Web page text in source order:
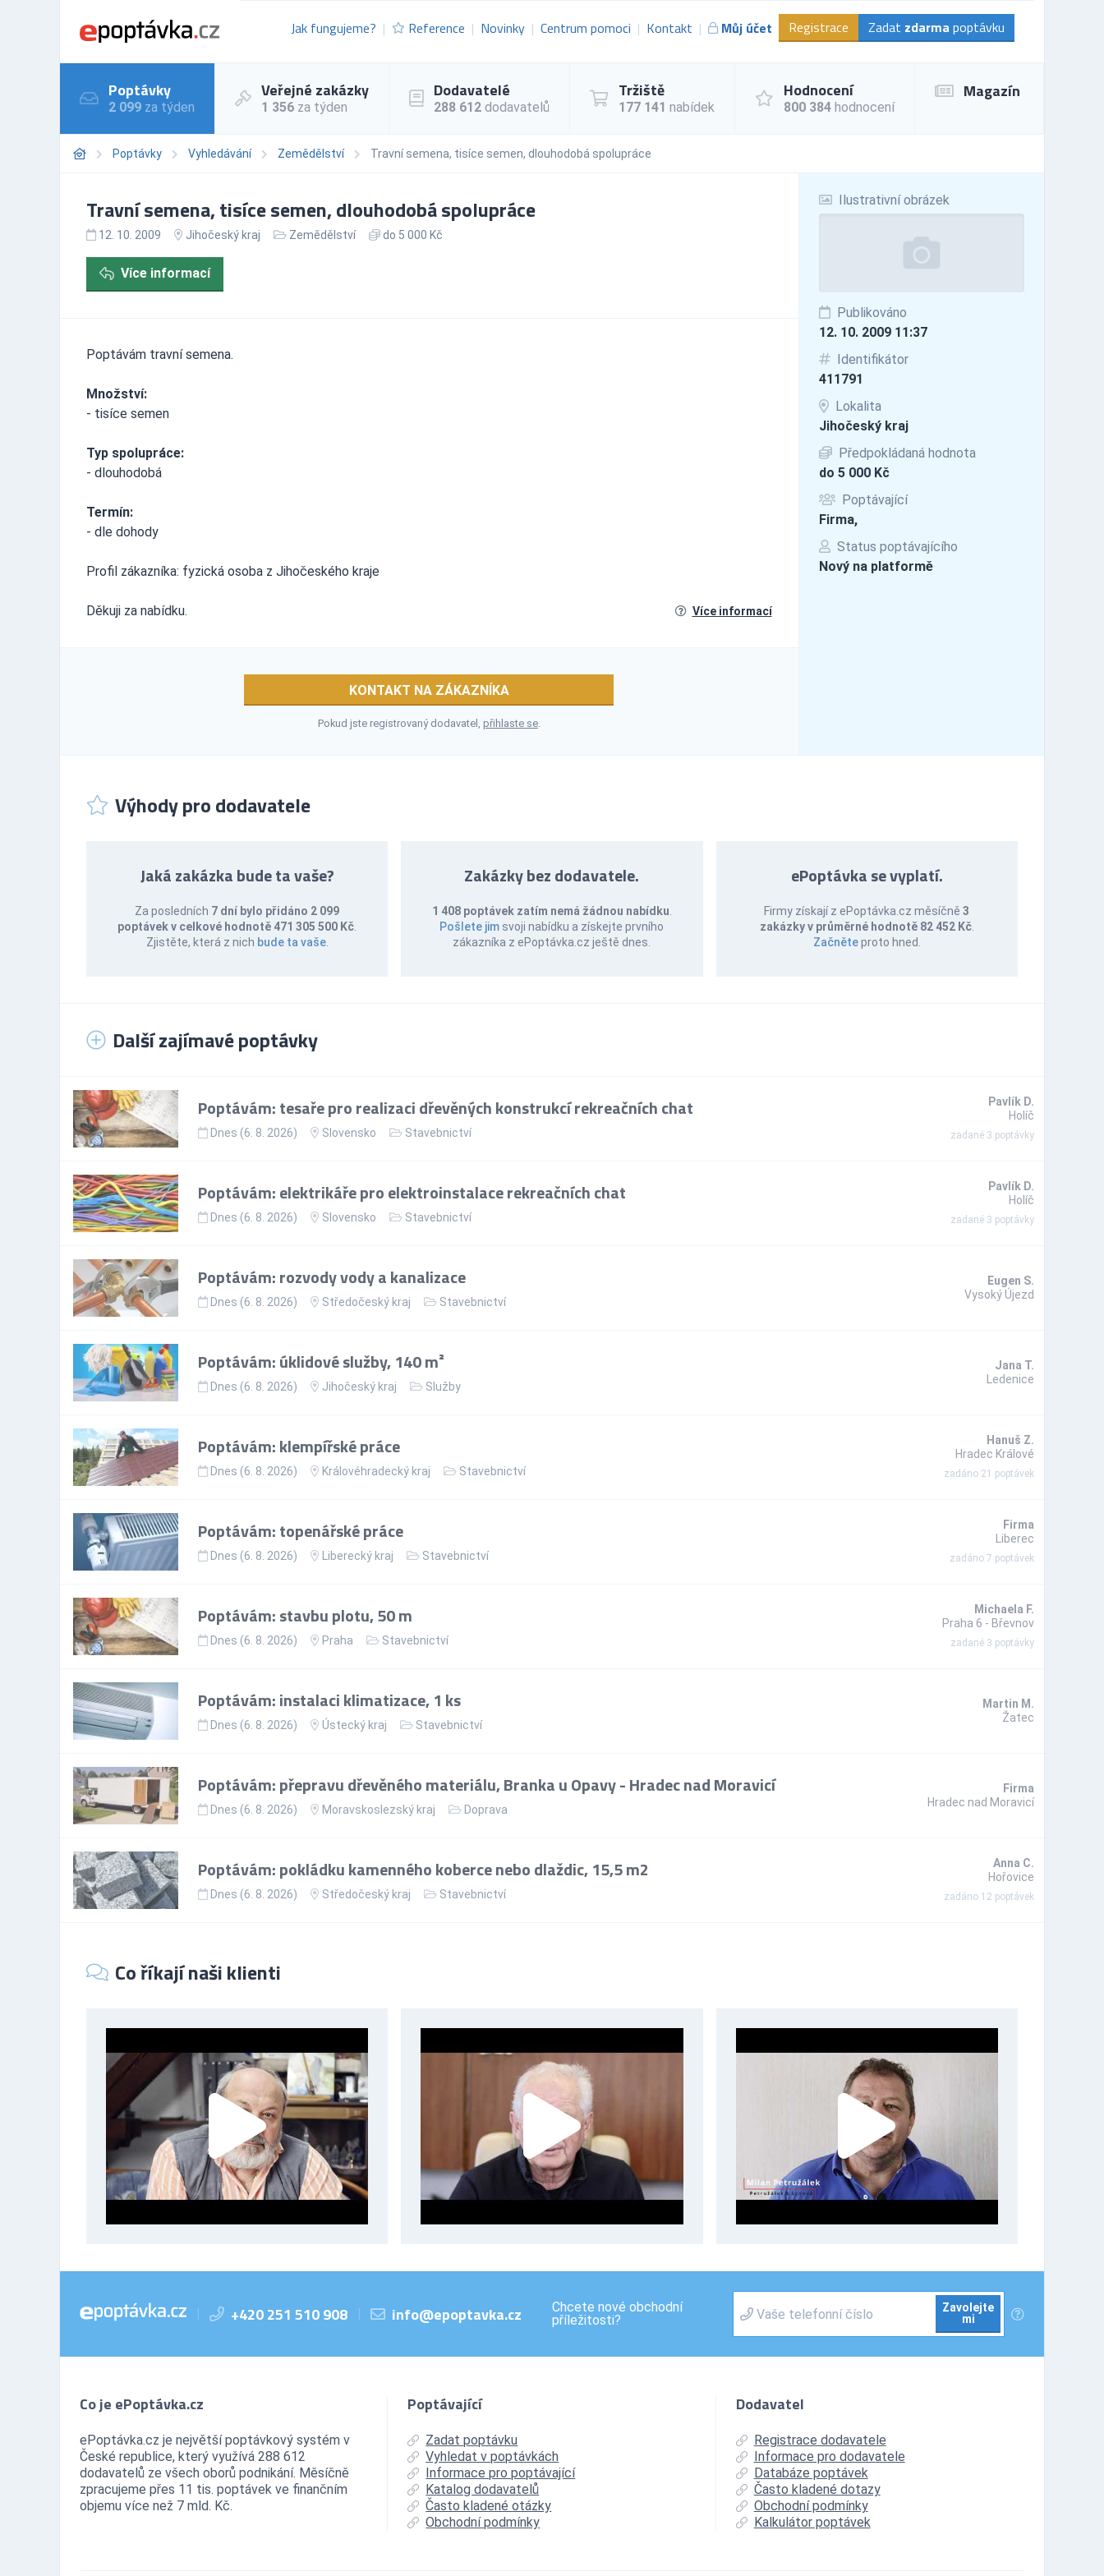
Jak fungujeme? Reference Novinky Centrum pomoci Kontakt Můj účet Registrace Zadat zdarma poptávku
Poptávky
2 099 za týden
Veřejné zakázky
1 356 za týden
Dodavatelé
288 612 dodavatelů
Tržiště
177 141 nabídek
Hodnocení
800 384 hodnocení
Magazín
Poptávky Vyhledávání Zemědělství Travní semena, tisíce semen, dlouhodobá spolupráce
Ilustrativní obrázek
Publikováno
12. 10. 2009 11:37
Identifikátor
411791
Lokalita
Jihočeský kraj
Předpokládaná hodnota
do 5 000 Kč
Poptávající
Firma,
Status poptávajícího
Nový na platformě
Travní semena, tisíce semen, dlouhodobá spolupráce
12. 10. 2009 Jihočeský kraj Zemědělství do 5 000 Kč
Více informací
Poptávám travní semena.
Množství:
- tisíce semen
Typ spolupráce:
- dlouhodobá
Termín:
- dle dohody
Profil zákazníka: fyzická osoba z Jihočeského kraje
Děkuji za nabídku. Více informací
KONTAKT NA ZÁKAZNÍKA
Pokud jste registrovaný dodavatel, přihlaste se.
Výhody pro dodavatele
Jaká zakázka bude ta vaše?
Za posledních 7 dní bylo přidáno 2 099
poptávek v celkové hodnotě 471 305 500 Kč
Zjistěte, která z nich bude ta vaše.
Zakázky bez dodavatele.
1 408 poptávek zatím nemá žádnou nabídku
Pošlete jim svoji nabídku a získejte prvního
zákazníka z ePoptávka.cz ještě dnes.
ePoptávka se vyplatí.
Firmy získají z ePoptávka.cz měsíčně3
zakázky v průměrné hodnotě 82 452 Kč.
Začněteproto hned.
Další zajímavé poptávky
Poptávám: tesaře pro realizaci dřevěných konstrukcí rekreačních chat
Dnes (6. 8. 2026) Slovensko Stavebnictví
Pavlík D.
Holíč
zadané 3 poptávky
Poptávám: elektrikáře pro elektroinstalace rekreačních chat
Dnes (6. 8. 2026) Slovensko Stavebnictví
Pavlík D.
Holíč
zadané 3 poptávky
Poptávám: rozvody vody a kanalizace
Dnes (6. 8. 2026) Středočeský kraj Stavebnictví
Eugen S.
Vysoký Újezd
Poptávám: úklidové služby, 140 m²
Dnes (6. 8. 2026) Jihočeský kraj Služby
Jana T.
Ledenice
Poptávám: klempířské práce
Dnes (6. 8. 2026) Královéhradecký kraj Stavebnictví
Hanuš Z.
Hradec Králové
zadáno 21 poptávek
Poptávám: topenářské práce
Dnes (6. 8. 2026) Liberecký kraj Stavebnictví
Firma
Liberec
zadáno 7 poptávek
Poptávám: stavbu plotu, 50 m
Dnes (6. 8. 2026) Praha Stavebnictví
Michaela F.
Praha 6 - Břevnov
zadané 3 poptávky
Poptávám: instalaci klimatizace, 1 ks
Dnes (6. 8. 2026) Ústecký kraj Stavebnictví
Martin M.
Žatec
Poptávám: přepravu dřevěného materiálu, Branka u Opavy - Hradec nad Moravicí
Dnes (6. 8. 2026) Moravskoslezský kraj Doprava
Firma
Hradec nad Moravicí
Poptávám: pokládku kamenného koberce nebo dlaždic, 15,5 m2
Dnes (6. 8. 2026) Středočeský kraj Stavebnictví
Anna C.
Hořovice
zadáno 12 poptávek
Co říkají naši klienti
| +420 251 510 908 | info@epoptavka.cz
Chcete nové obchodní
příležitosti?
Zavolejte
mi
Co je ePoptávka.cz
ePoptávka.cz je největší poptávkový systém v
České republice, který využívá 288 612
dodavatelů ze všech oborů podnikání. Měsíčně
zpracujeme přes 11 tis. poptávek ve finančním
objemu více než 7 mld. Kč.
Poptávající
Zadat poptávku
Vyhledat v poptávkách
Informace pro poptávající
Katalog dodavatelů
Často kladené otázky
Obchodní podmínky
Dodavatel
Registrace dodavatele
Informace pro dodavatele
Databáze poptávek
Často kladené dotazy
Obchodní podmínky
Kalkulátor poptávek